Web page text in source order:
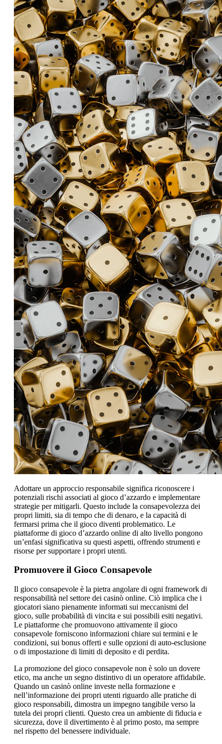
Adottare un approccio responsabile significa riconoscere i
potenziali rischi associati al gioco d’azzardo e implementare
strategie per mitigarli. Questo include la consapevolezza dei
propri limiti, sia di tempo che di denaro, e la capacità di
fermarsi prima che il gioco diventi problematico. Le
piattaforme di gioco d’azzardo online di alto livello pongono
un’enfasi significativa su questi aspetti, offrendo strumenti e
risorse per supportare i propri utenti.
Promuovere il Gioco Consapevole
Il gioco consapevole è la pietra angolare di ogni framework di
responsabilità nel settore dei casinò online. Ciò implica che i
giocatori siano pienamente informati sui meccanismi del
gioco, sulle probabilità di vincita e sui possibili esiti negativi.
Le piattaforme che promuovono attivamente il gioco
consapevole forniscono informazioni chiare sui termini e le
condizioni, sui bonus offerti e sulle opzioni di auto-esclusione
o di impostazione di limiti di deposito e di perdita.
La promozione del gioco consapevole non è solo un dovere
etico, ma anche un segno distintivo di un operatore affidabile.
Quando un casinò online investe nella formazione e
nell’informazione dei propri utenti riguardo alle pratiche di
gioco responsabili, dimostra un impegno tangibile verso la
tutela dei propri clienti. Questo crea un ambiente di fiducia e
sicurezza, dove il divertimento è al primo posto, ma sempre
nel rispetto del benessere individuale.